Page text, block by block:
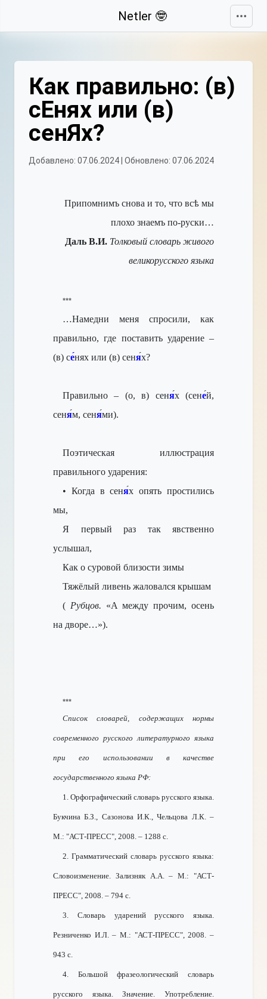
Netler 🤓
Как правильно: (в)
сЕнях или (в)
сенЯх?
Добавлено: 07.06.2024 | Обновлено: 07.06.2024
Припомнимъ снова и то, что всѣ мы
плохо знаемъ по-руски…
Даль В.И. Толковый словарь живого
великорусского языка
***
…Намедни меня спросили, как
правильно, где поставить ударение –
(в) се́нях или (в) сеня́х?
Правильно – (о, в) сеня́х (сене́й,
сеня́м, сеня́ми).
Поэтическая иллюстрация
правильного ударения:
• Когда в сеня́х опять простились
мы,
Я первый раз так явственно
услышал,
Как о суровой близости зимы
Тяжёлый ливень жаловался крышам
( Рубцов. «А между прочим, осень
на дворе…»).
***
Список словарей, содержащих нормы
современного русского литературного языка
при его использовании в качестве
государственного языка РФ:
1. Орфографический словарь русского языка.
Букчина Б.З., Сазонова И.К., Чельцова Л.К. –
М.: "АСТ-ПРЕСС", 2008. – 1288 с.
2. Грамматический словарь русского языка:
Словоизменение. Зализняк А.А. – М.: "АСТ-
ПРЕСС", 2008. – 794 с.
3. Словарь ударений русского языка.
Резниченко И.Л. – М.: "АСТ-ПРЕСС", 2008. –
943 с.
4. Большой фразеологический словарь
русского языка. Значение. Употребление.